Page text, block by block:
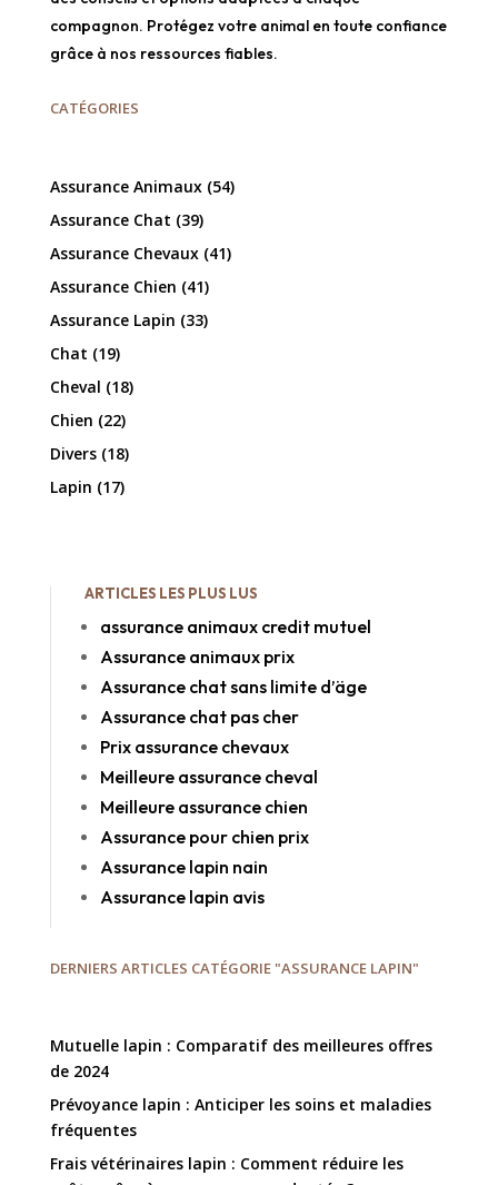
compagnon. Protégez votre animal en toute confiance
grâce à nos ressources fiables.
CATÉGORIES
Assurance Animaux(54)
Assurance Chat (39)
Assurance Chevaux(41)
Assurance Chien (41)
Assurance Lapin (33)
Chat (19)
Cheval (18)
Chien (22)
Divers(18)
Lapin (17)
ARTICLES LES PLUS LUS
assurance animaux credit mutuel
Assurance animaux prix
Assurance chat sans limite d’äge
Assurance chat pas cher
Prix assurance chevaux
Meilleure assurance cheval
Meilleure assurance chien
Assurance pour chien prix
Assurance lapin nain
Assurance lapin avis
DERNIERS ARTICLES CATÉGORIE "ASSURANCE LAPIN"
Mutuelle lapin : Comparatif des meilleures offres
de 2024
Prévoyance lapin : Anticiper les soins et maladies
fréquentes
Frais vétérinaires lapin : Comment réduire les